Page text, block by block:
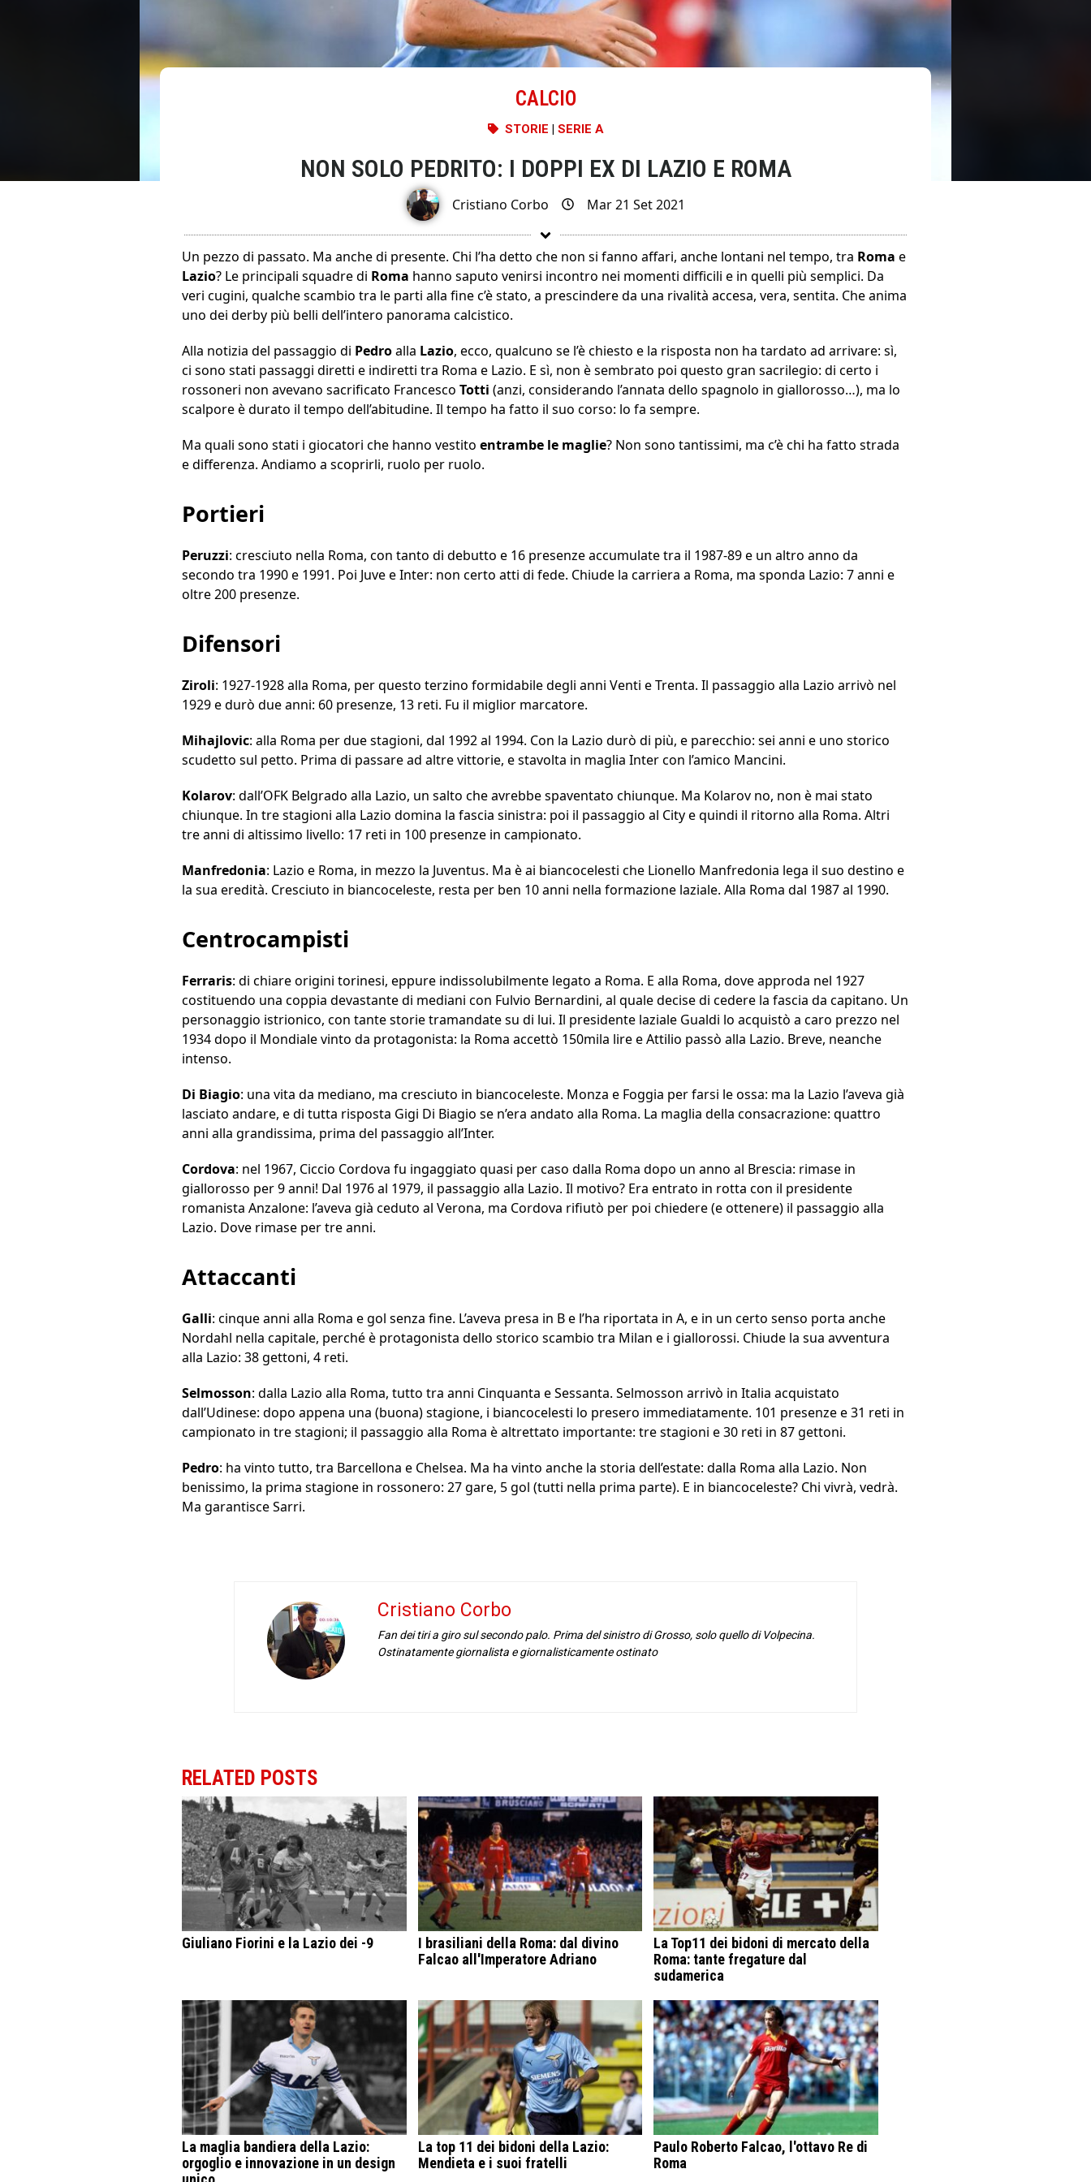
CALCIO
STORIE | SERIE A
NON SOLO PEDRITO: I DOPPI EX DI LAZIO E ROMA
Cristiano Corbo Mar 21 Set 2021
Un pezzo di passato. Ma anche di presente. Chi l’ha detto che non si fanno affari, anche lontani nel tempo, tra Roma e
Lazio? Le principali squadre di Roma hanno saputo venirsi incontro nei momenti difficili e in quelli più semplici. Da
veri cugini, qualche scambio tra le parti alla fine c’è stato, a prescindere da una rivalità accesa, vera, sentita. Che anima
uno dei derby più belli dell’intero panorama calcistico.
Alla notizia del passaggio di Pedroalla Lazio, ecco, qualcuno se l’è chiesto e la risposta non ha tardato ad arrivare: sì,
ci sono stati passaggi diretti e indiretti tra Roma e Lazio. E sì, non è sembrato poi questo gran sacrilegio: di certo i
rossoneri non avevano sacrificato Francesco Totti (anzi, considerando l’annata dello spagnolo in giallorosso…), ma lo
scalpore è durato il tempo dell’abitudine. Il tempo ha fatto il suo corso: lo fa sempre.
Ma quali sono stati i giocatori che hanno vestito entrambe le maglie? Non sono tantissimi, ma c’è chi ha fatto strada
e differenza. Andiamo a scoprirli, ruolo per ruolo.
Portieri
Peruzzi: cresciuto nella Roma, con tanto di debutto e 16 presenze accumulate tra il 1987-89 e un altro anno da
secondo tra 1990 e 1991. Poi Juve e Inter: non certo atti di fede. Chiude la carriera a Roma, ma sponda Lazio: 7 anni e
oltre 200 presenze.
Difensori
Ziroli: 1927-1928 alla Roma, per questo terzino formidabile degli anni Venti e Trenta. Il passaggio alla Lazio arrivò nel
1929 e durò due anni: 60 presenze, 13 reti. Fu il miglior marcatore.
Mihajlovic: alla Roma per due stagioni, dal 1992 al 1994. Con la Lazio durò di più, e parecchio: sei anni e uno storico
scudetto sul petto. Prima di passare ad altre vittorie, e stavolta in maglia Inter con l’amico Mancini.
Kolarov: dall’OFK Belgrado alla Lazio, un salto che avrebbe spaventato chiunque. Ma Kolarov no, non è mai stato
chiunque. In tre stagioni alla Lazio domina la fascia sinistra: poi il passaggio al City e quindi il ritorno alla Roma. Altri
tre anni di altissimo livello: 17 reti in 100 presenze in campionato.
Manfredonia: Lazio e Roma, in mezzo la Juventus. Ma è ai biancocelesti che Lionello Manfredonia lega il suo destino e
la sua eredità. Cresciuto in biancoceleste, resta per ben 10 anni nella formazione laziale. Alla Roma dal 1987 al 1990.
Centrocampisti
Ferraris: di chiare origini torinesi, eppure indissolubilmente legato a Roma. E alla Roma, dove approda nel 1927
costituendo una coppia devastante di mediani con Fulvio Bernardini, al quale decise di cedere la fascia da capitano. Un
personaggio istrionico, con tante storie tramandate su di lui. Il presidente laziale Gualdi lo acquistò a caro prezzo nel
1934 dopo il Mondiale vinto da protagonista: la Roma accettò 150mila lire e Attilio passò alla Lazio. Breve, neanche
intenso.
Di Biagio: una vita da mediano, ma cresciuto in biancoceleste. Monza e Foggia per farsi le ossa: ma la Lazio l’aveva già
lasciato andare, e di tutta risposta Gigi Di Biagio se n’era andato alla Roma. La maglia della consacrazione: quattro
anni alla grandissima, prima del passaggio all’Inter.
Cordova: nel 1967, Ciccio Cordova fu ingaggiato quasi per caso dalla Roma dopo un anno al Brescia: rimase in
giallorosso per 9 anni! Dal 1976 al 1979, il passaggio alla Lazio. Il motivo? Era entrato in rotta con il presidente
romanista Anzalone: l’aveva già ceduto al Verona, ma Cordova rifiutò per poi chiedere (e ottenere) il passaggio alla
Lazio. Dove rimase per tre anni.
Attaccanti
Galli: cinque anni alla Roma e gol senza fine. L’aveva presa in B e l’ha riportata in A, e in un certo senso porta anche
Nordahl nella capitale, perché è protagonista dello storico scambio tra Milan e i giallorossi. Chiude la sua avventura
alla Lazio: 38 gettoni, 4 reti.
Selmosson: dalla Lazio alla Roma, tutto tra anni Cinquanta e Sessanta. Selmosson arrivò in Italia acquistato
dall’Udinese: dopo appena una (buona) stagione, i biancocelesti lo presero immediatamente. 101 presenze e 31 reti in
campionato in tre stagioni; il passaggio alla Roma è altrettato importante: tre stagioni e 30 reti in 87 gettoni.
Pedro: ha vinto tutto, tra Barcellona e Chelsea. Ma ha vinto anche la storia dell’estate: dalla Roma alla Lazio. Non
benissimo, la prima stagione in rossonero: 27 gare, 5 gol (tutti nella prima parte). E in biancoceleste? Chi vivrà, vedrà.
Ma garantisce Sarri.
Cristiano Corbo
Fan dei tiri a giro sul secondo palo. Prima del sinistro di Grosso, solo quello di Volpecina.
Ostinatamente giornalista e giornalisticamente ostinato
RELATED POSTS
Giuliano Fiorini e la Lazio dei -9
I brasiliani della Roma: dal divino
Falcao all'Imperatore Adriano
La Top11 dei bidoni di mercato della
Roma: tante fregature dal
sudamerica
La maglia bandiera della Lazio:
orgoglio e innovazione in un design
La top 11 dei bidoni della Lazio:
Mendieta e i suoi fratelli
Paulo Roberto Falcao, l'ottavo Re di
Roma